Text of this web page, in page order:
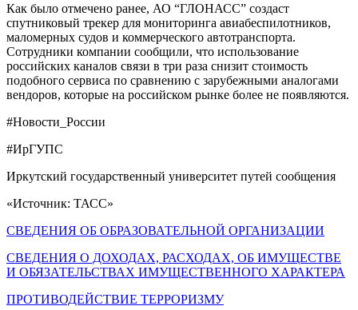
Как было отмечено ранее, АО “ГЛОНАСС” создаст
спутниковый трекер для мониторинга авиабеспилотников,
маломерных судов и коммерческого автотранспорта.
Сотрудники компании сообщили, что использование
российских каналов связи в три раза снизит стоимость
подобного сервиса по сравнению с зарубежными аналогами
вендоров, которые на российском рынке более не появляются.
#Новости_России
#ИрГУПС
Иркутский государственный университет путей сообщения
«Источник: ТАСС»
СВЕДЕНИЯ ОБ ОБРАЗОВАТЕЛЬНОЙ ОРГАНИЗАЦИИ
СВЕДЕНИЯ О ДОХОДАХ, РАСХОДАХ, ОБ ИМУЩЕСТВЕ
И ОБЯЗАТЕЛЬСТВАХ ИМУЩЕСТВЕННОГО ХАРАКТЕРА
ПРОТИВОДЕЙСТВИЕ ТЕРРОРИЗМУ